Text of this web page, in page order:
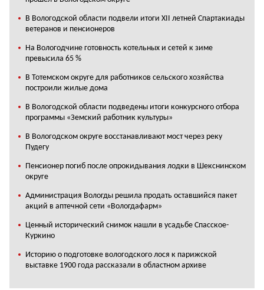
В Вологодской области подвели итоги XII летней Спартакиады
ветеранов и пенсионеров
На Вологодчине готовность котельных и сетей к зиме
превысила 65 %
В Тотемском округе для работников сельского хозяйства
построили жилые дома
В Вологодской области подведены итоги конкурсного отбора
программы «Земский работник культуры»
В Вологодском округе восстанавливают мост через реку
Пудегу
Пенсионер погиб после опрокидывания лодки в Шекснинском
округе
Администрация Вологды решила продать оставшийся пакет
акций в аптечной сети «Вологдафарм»
Ценный исторический снимок нашли в усадьбе Спасское-
Куркино
Историю о подготовке вологодского лося к парижской
выставке 1900 года рассказали в областном архиве